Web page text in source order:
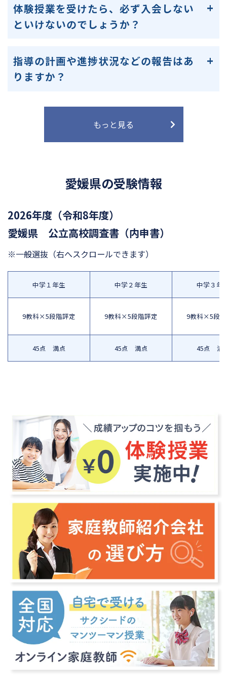
体験授業を受けたら、必ず入会しない
といけないのでしょうか？
指導の計画や進捗状況などの報告はあ
りますか？
もっと見る
愛媛県の受験情報
2026年度（令和8年度）
愛媛県 公立高校調査書（内申書）
※一般選抜 （右へスクロールできます）
中学１年生
9教科×5段階評定
45点 満点
中学２年生
9教科×5段階評定
45点 満点
中学３年
9教科×5段
45点 満